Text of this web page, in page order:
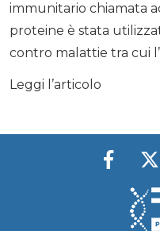
immunitario chiamata
proteine ​​è stata
contro malattie tra cui
Leggi l’articolo